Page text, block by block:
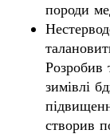
породи
Розробив
зимівлі
створив